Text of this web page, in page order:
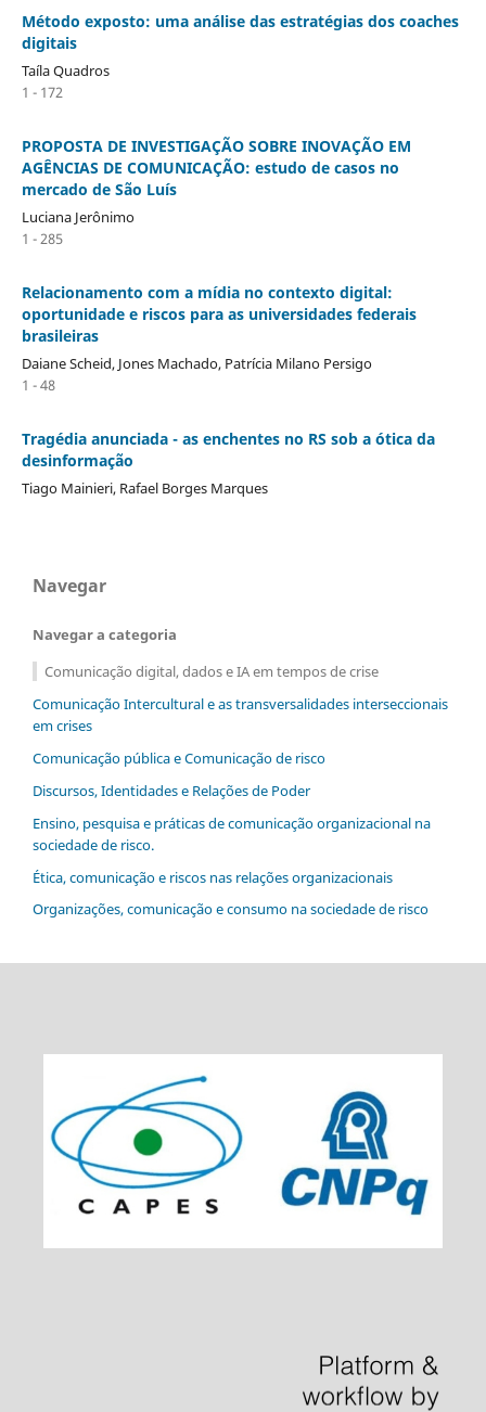
Método exposto: uma análise das estratégias dos coaches
digitais
Taíla Quadros
1 - 172
PROPOSTA DE INVESTIGAÇÃO SOBRE INOVAÇÃO EM
AGÊNCIAS DE COMUNICAÇÃO: estudo de casos no
mercado de São Luís
Luciana Jerônimo
1 - 285
Relacionamento com a mídia no contexto digital:
oportunidade e riscos para as universidades federais
brasileiras
Daiane Scheid, Jones Machado, Patrícia Milano Persigo
1 - 48
Tragédia anunciada - as enchentes no RS sob a ótica da
desinformação
Tiago Mainieri, Rafael Borges Marques
Navegar
Navegar a categoria
Comunicação digital, dados e IA em tempos de crise
Comunicação Intercultural e as transversalidades interseccionais
em crises
Comunicação pública e Comunicação de risco
Discursos, Identidades e Relações de Poder
Ensino, pesquisa e práticas de comunicação organizacional na
sociedade de risco.
Ética, comunicação e riscos nas relações organizacionais
Organizações, comunicação e consumo na sociedade de risco